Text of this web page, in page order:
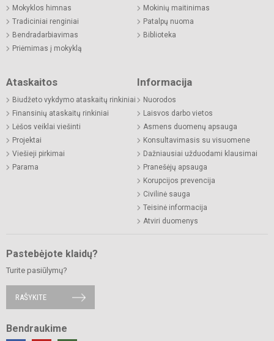
Mokyklos himnas
Tradiciniai renginiai
Bendradarbiavimas
Priėmimas į mokyklą
Mokinių maitinimas
Patalpų nuoma
Biblioteka
Ataskaitos
Biudžeto vykdymo ataskaitų rinkiniai
Finansinių ataskaitų rinkiniai
Lėšos veiklai viešinti
Projektai
Viešieji pirkimai
Parama
Informacija
Nuorodos
Laisvos darbo vietos
Asmens duomenų apsauga
Konsultavimasis su visuomene
Dažniausiai užduodami klausimai
Pranešėjų apsauga
Korupcijos prevencija
Civilinė sauga
Teisinė informacija
Atviri duomenys
Pastebėjote klaidų?
Turite pasiūlymų?
RAŠYKITE
Bendraukime